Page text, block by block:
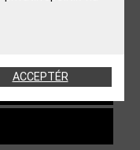
ACCEPTÉR